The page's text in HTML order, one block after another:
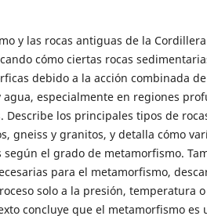
y las rocas antiguas de la
cómo ciertas rocas
debido a la acción combinada
especialmente en regiones
Describe los principales tipos de
gneiss y granitos, y detalla cómo
según el grado de metamorfismo.
para el metamorfismo,
solo a la presión, temperatura
concluye que el metamorfismo es